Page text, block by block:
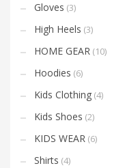
Gloves (3)
High Heels (3)
HOME GEAR (10)
Hoodies (6)
Kids Clothing (4)
Kids Shoes (2)
KIDS WEAR (6)
Shirts (4)